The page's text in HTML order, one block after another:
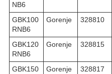
NB6
GBK100
RNB6
Gorenje 328810
GBK120
RNB6
Gorenje 328815
GBK150
Gorenje 328817